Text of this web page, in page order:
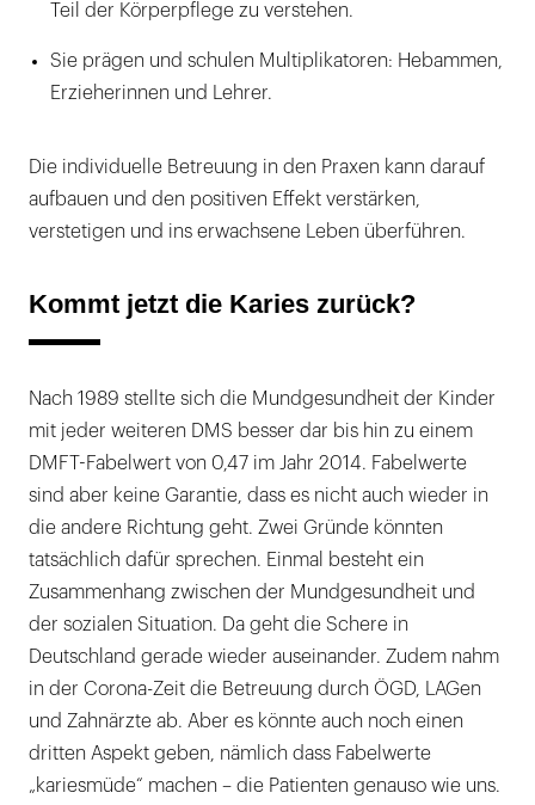
Teil der Körperpflege zu verstehen.
Sie prägen und schulen Multiplikatoren: Hebammen,
Erzieherinnen und Lehrer.
Die individuelle Betreuung in den Praxen kann darauf
aufbauen und den positiven Effekt verstärken,
verstetigen und ins erwachsene Leben überführen.
Kommt jetzt die Karies zurück?
Nach 1989 stellte sich die Mundgesundheit der Kinder
mit jeder weiteren DMS besser dar bis hin zu einem
DMFT-Fabelwert von 0,47 im Jahr 2014. Fabelwerte
sind aber keine Garantie, dass es nicht auch wieder in
die andere Richtung geht. Zwei Gründe könnten
tatsächlich dafür sprechen. Einmal besteht ein
Zusammenhang zwischen der Mundgesundheit und
der sozialen Situation. Da geht die Schere in
Deutschland gerade wieder auseinander. Zudem nahm
in der Corona-Zeit die Betreuung durch ÖGD, LAGen
und Zahnärzte ab. Aber es könnte auch noch einen
dritten Aspekt geben, nämlich dass Fabelwerte
„kariesmüde“ machen – die Patienten genauso wie uns.